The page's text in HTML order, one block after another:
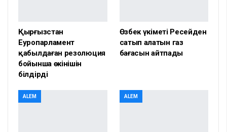
Қырғызстан
Еуропарламент
қабылдаған резолюция
бойынша өкінішін
білдірді
Өзбек үкіметі Ресейден
сатып алатын газ
бағасын айтпады
ALEM ALEM